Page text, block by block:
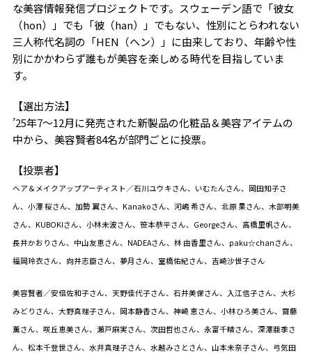
な美容情報発信プロジェクトです。スウェーデン語で「彼女
（hon）」でも「彼（han）」でもない、性別にとらわれない
三人称代名詞の「HEN（ヘン）」に由来しており、年齢や性
別にかかわらず誰もが美容を楽しめる時代を目指していま
す。
【選出方法】
’25年7〜12月に発売された新製品の化粧品＆美容アイテムの
中から、美容賢者84名が部門ごとに投票。
【投票者】
ヘア＆メイクアップアーティスト／石川ユウキさん、いむたんさん、岡田知子さ
ん、小澤 桜さん、加勢 翼さん、Kanakoさん、河嶋 希さん、北原 果さん、木部明美
さん、KUBOKIさん、小林未波さん、笹本恭平さん、Georgeさん、高橋里帆さん、
長井かおりさん、中山友恵さん、NADEAさん、林 由香里さん、paku☆chanさん、
福岡玲衣さん、向井志臣さん、夢月さん、室橋佑紀さん、吉崎沙世子さん
美容賢者／安倍佐和子さん、天野佳代子さん、石井美保さん、入江信子さん、大杉
みどりさん、大野真理子さん、岡本静香さん、神崎 恵さん、小林ひろ美さん、齋藤
薫さん、咲丘恵美さん、瀬戸麻実さん、次田哲也さん、永富千晴さん、深澤亜季さ
ん、松本千登世さん、水井真理子さん、水越みさとさん、山本未奈子さん、弓気田